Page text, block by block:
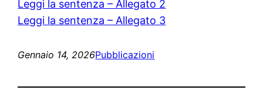
Leggi la sentenza – Allegato 2
Leggi la sentenza – Allegato 3
Gennaio 14, 2026Pubblicazioni